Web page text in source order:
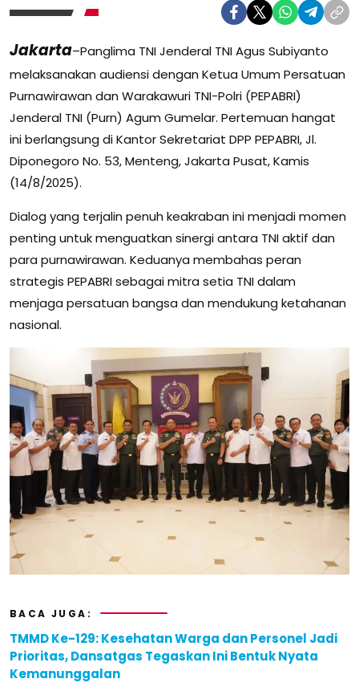
Jakarta–Panglima TNI Jenderal TNI Agus Subiyanto
melaksanakan audiensi dengan Ketua Umum Persatuan
Purnawirawan dan Warakawuri TNI-Polri (PEPABRI)
Jenderal TNI (Purn) Agum Gumelar. Pertemuan hangat
ini berlangsung di Kantor Sekretariat DPP PEPABRI, Jl.
Diponegoro No. 53, Menteng, Jakarta Pusat, Kamis
(14/8/2025).
Dialog yang terjalin penuh keakraban ini menjadi momen
penting untuk menguatkan sinergi antara TNI aktif dan
para purnawirawan. Keduanya membahas peran
strategis PEPABRI sebagai mitra setia TNI dalam
menjaga persatuan bangsa dan mendukung ketahanan
nasional.
BACA JUGA:
TMMD Ke-129: Kesehatan Warga dan Personel Jadi
Prioritas, Dansatgas Tegaskan Ini Bentuk Nyata
Kemanunggalan